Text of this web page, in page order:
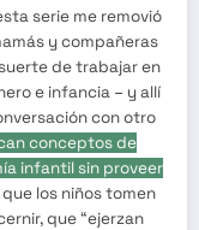
serie me removió
y compañeras
de trabajar en
e infancia – y allí
con otro
conceptos de
infantil sin proveer
los niños tomen
que “ejerzan